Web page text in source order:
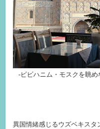
-ビビハニム・モスクを眺
異国情緒感じるウズベキスタ